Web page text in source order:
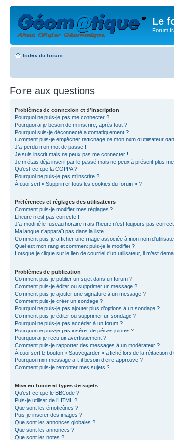
Le
Forum
Index du forum
Foire aux questions
Problèmes de connexion et d’inscription
Pourquoi ne puis-je pas me connecter ?
Pourquoi ai-je besoin de m’inscrire, après tout ?
Pourquoi suis-je déconnecté automatiquement ?
Comment puis-je empêcher l’affichage de mon nom d’utilisateur
J’ai perdu mon mot de passe !
Je suis inscrit mais ne peux pas me connecter !
Je m’étais déjà inscrit par le passé mais ne peux à présent plus
Qu’est-ce que la COPPA ?
Pourquoi ne puis-je pas m’inscrire ?
À quoi sert « Supprimer tous les cookies du forum » ?
Préférences et réglages des utilisateurs
Comment puis-je modifier mes réglages ?
L’heure n’est pas correcte !
J’ai modifié le fuseau horaire mais l’heure n’est toujours pas
Ma langue n’apparaît pas dans la liste !
Comment puis-je afficher une image associée à mon nom
Quel est mon rang et comment puis-je le modifier ?
Lorsque je clique sur le lien de courriel d’un utilisateur, il m’est
Problèmes de publication
Comment puis-je publier un sujet dans un forum ?
Comment puis-je éditer ou supprimer un message ?
Comment puis-je ajouter une signature à un message ?
Comment puis-je créer un sondage ?
Pourquoi ne puis-je pas ajouter plus d’options à un sondage ?
Comment puis-je éditer ou supprimer un sondage ?
Pourquoi ne puis-je pas accéder à un forum ?
Pourquoi ne puis-je pas insérer de pièces jointes ?
Pourquoi ai-je reçu un avertissement ?
Comment puis-je rapporter des messages à un modérateur ?
À quoi sert le bouton « Sauvegarder » affiché lors de la rédaction
Pourquoi mon message a-t-il besoin d’être approuvé ?
Comment puis-je remonter mes sujets ?
Mise en forme et types de sujets
Qu’est-ce que le BBCode ?
Puis-je utiliser de l’HTML ?
Que sont les émoticônes ?
Puis-je insérer des images ?
Que sont les annonces globales ?
Que sont les annonces ?
Que sont les notes ?